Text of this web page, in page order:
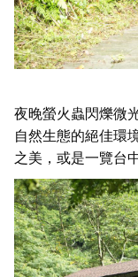
夜晚螢火蟲閃爍微
自然生態的絕佳環
之美，或是一覽台